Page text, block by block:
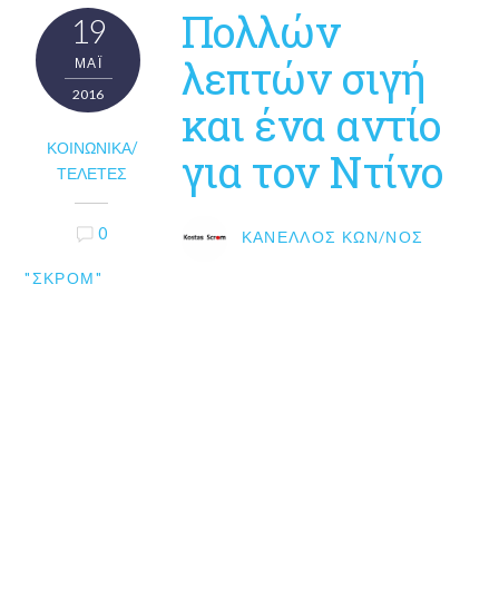
19
ΜΑΪ́
2016
ΚΟΙΝΩΝΙΚΆ/
ΤΕΛΕΤΈΣ
0
Πολλών
λεπτών σιγή
και ένα αντίο
για τον Ντίνο
ΚΑΝΈΛΛΟΣ ΚΩΝ/ΝΟΣ
"ΣΚΡΟΜ"